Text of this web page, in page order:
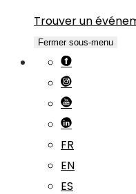
Trouver un
Fermer sous-menu
FR
EN
ES